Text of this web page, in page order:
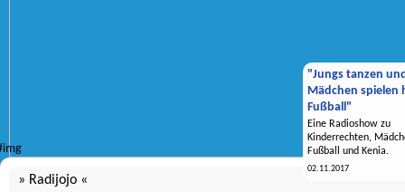
"Jungs tanzen
Mädchen spielen
Fußball"
Eine Radioshow zu
Kinderrechten,
Fußball und Kenia.
02.11.2017
Radijojo